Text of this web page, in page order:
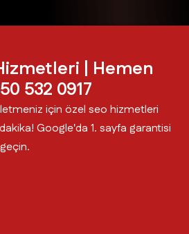
| Hemen
532 0917
için özel seo hizmetleri
Google'da 1. sayfa garantisi